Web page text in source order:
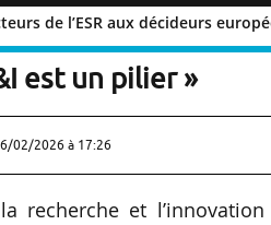
de l’ESR aux décideurs
des acteurs de
est un pilier »
02/2026 à 17:26
recherche et